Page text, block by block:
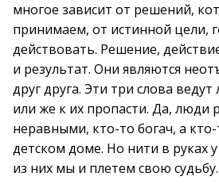
многое зависит от решений,
принимаем, от истинной цели,
действовать. Решение,
и результат. Они являются
друг друга. Эти три слова ведут
или же к их пропасти. Да, люди
неравными, кто-то богач, а
детском доме. Но нити в руках
из них мы и плетем свою